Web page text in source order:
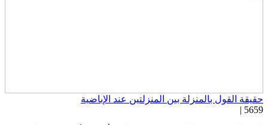
القول بالمنزلة بين المنزلتين عند الإباضية